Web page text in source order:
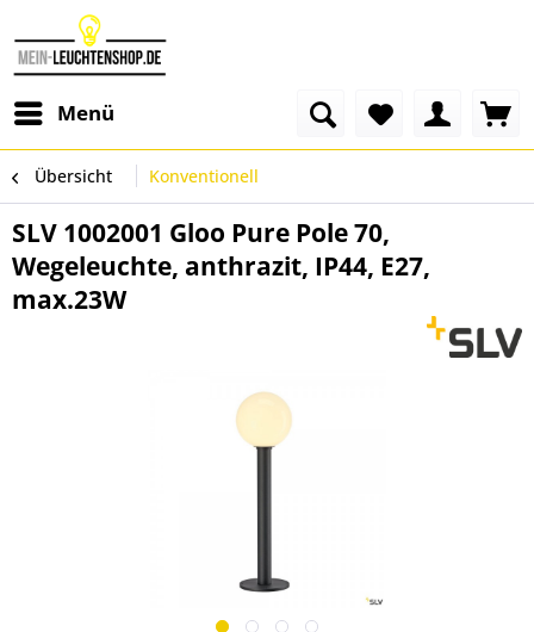
Menü
Übersicht Konventionell
SLV 1002001 Gloo Pure Pole 70,
Wegeleuchte, anthrazit, IP44, E27,
max.23W